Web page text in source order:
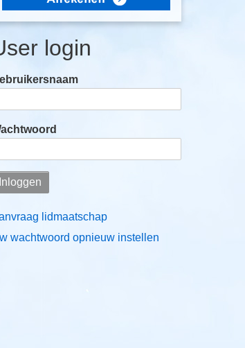
login
lidmaatschap
wachtwoord opnieuw instellen